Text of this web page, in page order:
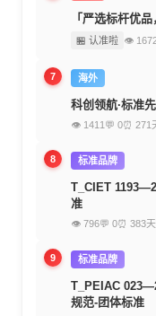
「严选标杆优
🏪 认准啦 👁
7 海外
科创领航·标准
👁 1411 💬 0⏰ 271
8 标准品牌
T_CIET
准
👁 796💬 0⏰ 383
9 标准品牌
T_PEIAC
规范-团体标准